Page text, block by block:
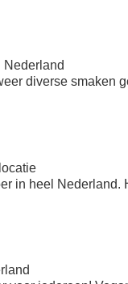
Nederland
diverse
in heel